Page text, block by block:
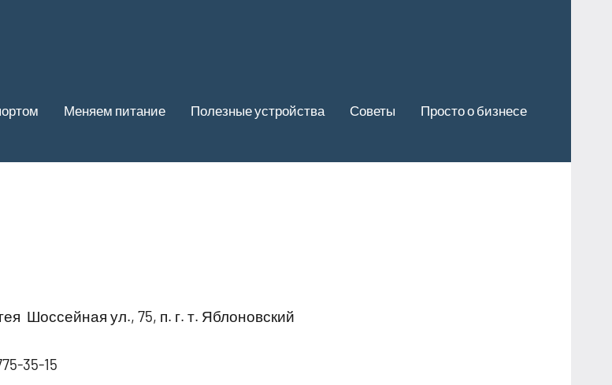
Меняем питание Полезные устройства Советы Просто о бизнесе
Шоссейная ул., 75, п. г. т. Яблоновский
35-15